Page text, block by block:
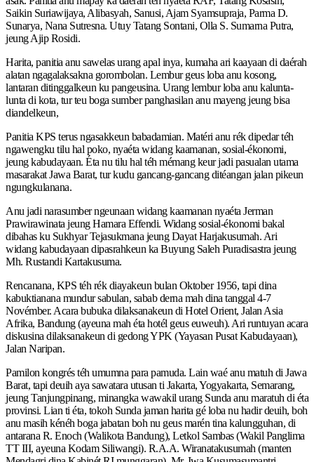
Saikin Suriawijaya, Alibasyah, Sanusi, Ajam Syamsupraja, Parma D.
Sunarya, Nana Sutresna. Utuy Tatang Sontani, Olla S. Sumarna Putra,
jeung Ajip Rosidi.
Harita, panitia anu sawelas urang apal inya, kumaha ari kaayaan di daérah
alatan ngagalaksakna gorombolan. Lembur geus loba anu kosong,
lantaran ditinggalkeun ku pangeusina. Urang lembur loba anu kalunta-
lunta di kota, tur teu boga sumber panghasilan anu mayeng jeung bisa
diandelkeun,
Panitia KPS terus ngasakkeun babadamian. Matéri anu rék dipedar téh
ngawengku tilu hal poko, nyaéta widang kaamanan, sosial-ékonomi,
jeung kabudayaan. Éta nu tilu hal téh mémang keur jadi pasualan utama
masarakat Jawa Barat, tur kudu gancang-gancang ditéangan jalan pikeun
ngungkulanana.
Anu jadi narasumber ngeunaan widang kaamanan nyaéta Jerman
Prawirawinata jeung Hamara Effendi. Widang sosial-ékonomi bakal
dibahas ku Sukhyar Tejasukmana jeung Dayat Harjakusumah. Ari
widang kabudayaan dipasrahkeun ka Buyung Saleh Puradisastra jeung
Mh. Rustandi Kartakusuma.
Rencanana, KPS téh rék diayakeun bulan Oktober 1956, tapi dina
kabuktianana mundur sabulan, sabab derna mah dina tanggal 4-7
Novémber. Acara bubuka dilaksanakeun di Hotel Orient, Jalan Asia
Afrika, Bandung (ayeuna mah éta hotél geus euweuh). Ari runtuyan acara
diskusina dilaksanakeun di gedong YPK (Yayasan Pusat Kabudayaan),
Jalan Naripan.
Pamilon kongrés téh umumna para pamuda. Lain waé anu matuh di Jawa
Barat, tapi deuih aya sawatara utusan ti Jakarta, Yogyakarta, Semarang,
jeung Tanjungpinang, minangka wawakil urang Sunda anu maratuh di éta
provinsi. Lian ti éta, tokoh Sunda jaman harita gé loba nu hadir deuih, boh
anu masih kénéh boga jabatan boh nu geus marén tina kalungguhan, di
antarana R. Enoch (Walikota Bandung), Letkol Sambas (Wakil Panglima
TT III, ayeuna Kodam Siliwangi). R.A.A. Wiranatakusumah (manten